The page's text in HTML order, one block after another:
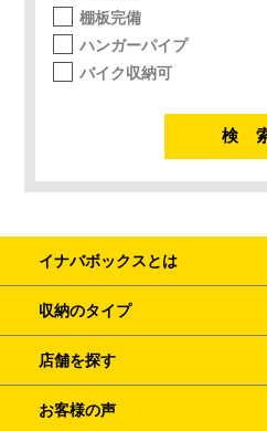
棚板完備
ハンガーパイプ
バイク収納可
イナバボックスとは
収納のタイプ
店舗を探す
お客様の声